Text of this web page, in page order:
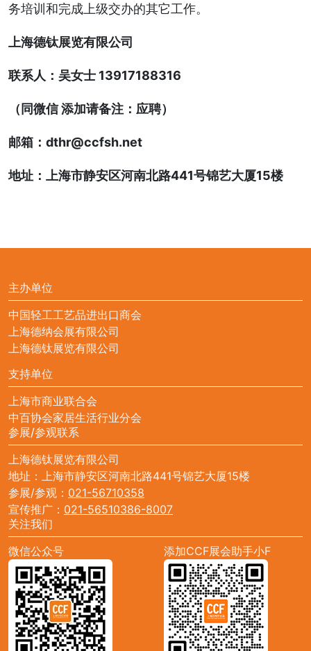
务培训和完成上级交办的其它工作。
上海德钛展览有限公司
联系人：吴女士 13917188316
（同微信 添加请备注：应聘）
邮箱：dthr@ccfsh.net
地址：上海市静安区河南北路441号锦艺大厦15楼
主办单位
中国轻工工艺品进出口商会
上海德纳会展有限公司
上海德钛展览有限公司
支持单位
上海市商业联合会
中百协会家居生活行业分会
参展/参观联系
上海德钛展览有限公司
地址：上海市静安区河南北路441号锦艺大厦15楼
参展/参观： 021-56710358
宣传推广： 021-56510386-8007
关注我们
微信公众号
添加CCF展会助手小F